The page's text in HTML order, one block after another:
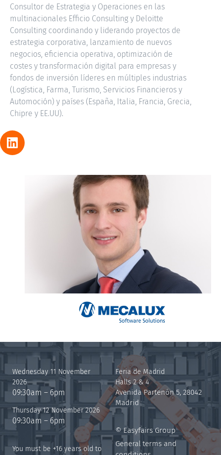
Consultor de Estrategia y Operaciones en las
multinacionales Efficio Consulting y Deloitte
Consulting coordinando y liderando proyectos de
estrategia corporativa, lanzamiento de nuevos
negocios, eficiencia operativa, optimización de
costes y transformación digital para empresas y
fondos de inversión líderes en múltiples industrias
(Logística, Farma, Turismo, Servicios Financieros y
Automoción) y países (España, Italia, Francia, Grecia,
Chipre y EE.UU).
ALEJANDRO GONZÁLEZ
Wednesday 11 November
2026
09:30am – 6pm
Thursday 12 November 2026
09:30am – 6pm
You must be +16 years old to
Feria de Madrid
Halls 2 & 4
Avenida Partenón 5, 28042
Madrid
© Easyfairs Group
General terms and